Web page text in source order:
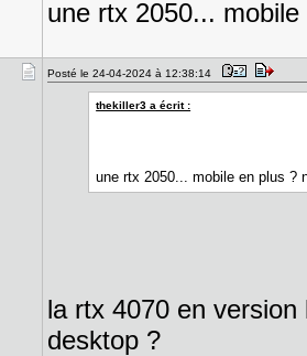
une rtx 2050...
Posté le 24-04-2024 à 12:38:14
thekiller3 a écrit :
une rtx 2050... mobile en plus ?
la rtx 4070 en
desktop ?